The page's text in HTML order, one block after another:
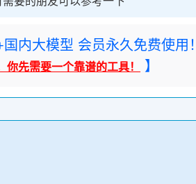
内大模型 会员永久免费使用！
先需要一个靠谱的工具！ 】